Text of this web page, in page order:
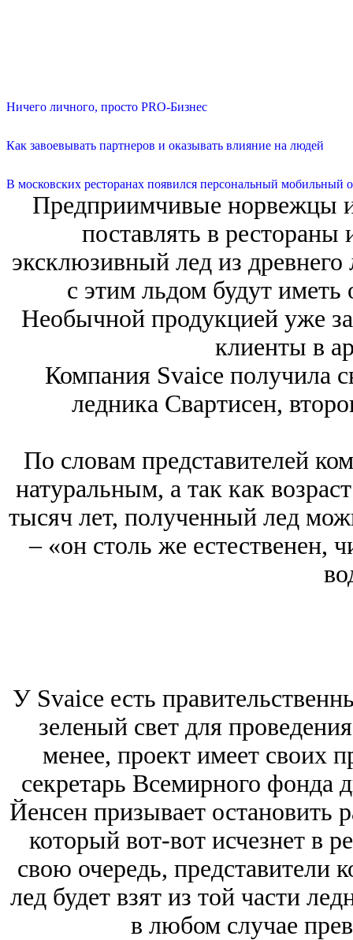
Ничего личного, просто PRO-Бизнес
Как завоевывать партнеров и оказывать влияние на людей
В московских ресторанах появился персональный мобильный
Предприимчивые норвежцы
поставлять в
эксклюзивный лед из
с этим льдом будут
Необычной продукцией уже
клиенты в
Компания Svaice получила
ледника Свартисен,
По словам представителей
натуральным, а так как
тысяч лет, полученный лед
– «он столь же естественен,
У Svaice есть
зеленый свет для
менее, проект имеет своих
секретарь Всемирного
Йенсен призывает остановить
который вот-вот исчезнет в
свою очередь, представители
лед будет взят из той части
в любом случае